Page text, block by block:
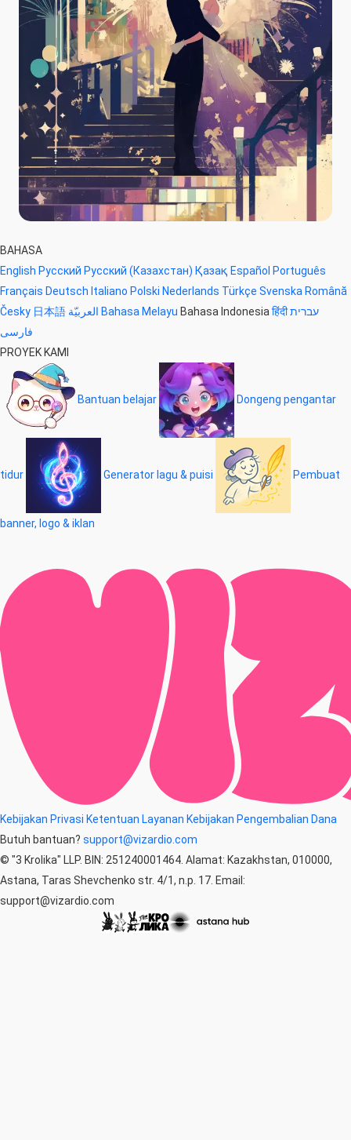
BAHASA
English Русский Русский (Казахстан) Қазақ Español Português
Français Deutsch Italiano Polski Nederlands Türkçe Svenska Română
Česky 日本語 Bahasa Melayu Bahasa Indonesia हिंदीעברית
فارسی
PROYEK KAMI
Bantuan belajar Dongeng pengantar
tidur Generator lagu & puisi Pembuat
banner, logo & iklan
Kebijakan Privasi Ketentuan Layanan Kebijakan Pengembalian Dana
Butuh bantuan? support@vizardio.com
© "3 Krolika" LLP. BIN: 251240001464. Alamat: Kazakhstan, 010000,
Astana, Taras Shevchenko str. 4/1, n.p. 17. Email:
support@vizardio.com